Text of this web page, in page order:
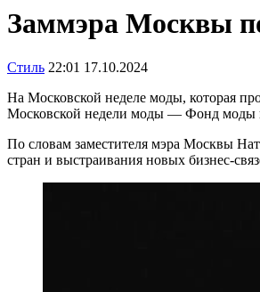
Заммэра Москвы
Стиль 22:01 17.10.2024
На Московской неделе моды, которая
Московской недели моды — Фонд моды
По словам заместителя мэра Москвы
стран и выстраивания новых бизнес-